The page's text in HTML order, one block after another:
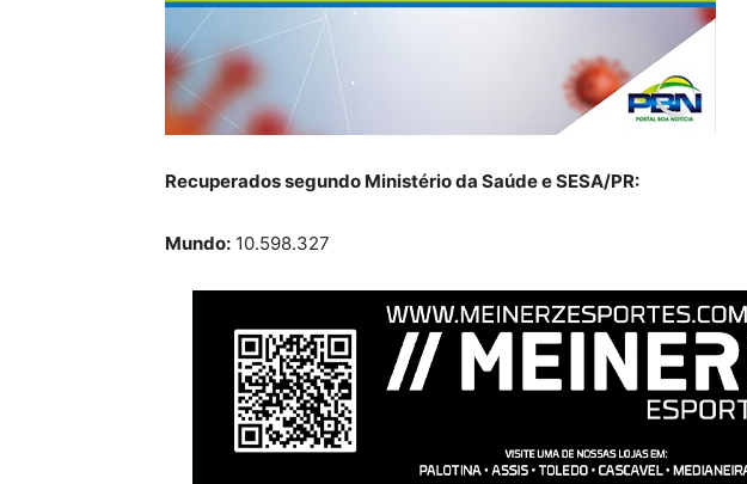
Recuperados segundo Ministério da Saúde e SESA/PR:
Mundo: 10.598.327